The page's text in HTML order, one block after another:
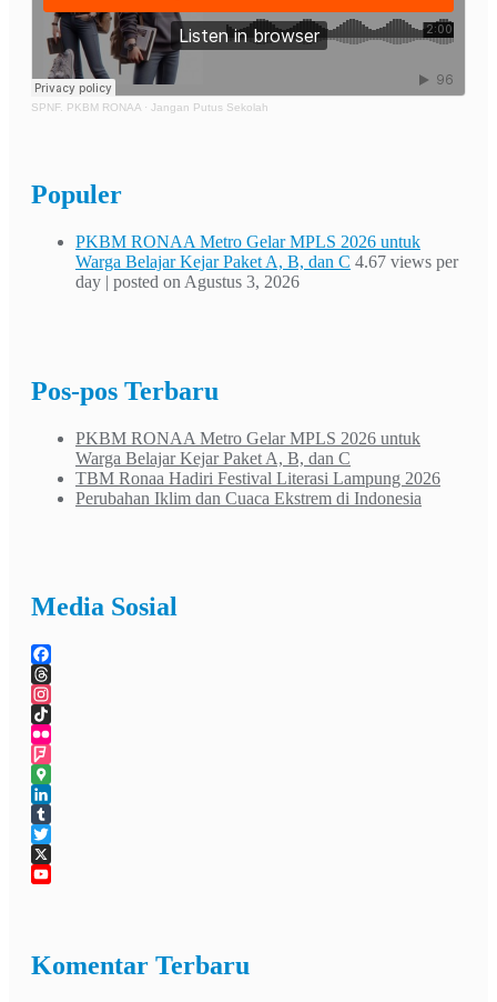
SPNF. PKBM RONAA · Jangan Putus Sekolah
Populer
PKBM RONAA Metro Gelar MPLS 2026 untuk
Warga Belajar Kejar Paket A, B, dan C 4.67 views per
day | posted on Agustus 3, 2026
Pos-pos Terbaru
PKBM RONAA Metro Gelar MPLS 2026 untuk
Warga Belajar Kejar Paket A, B, dan C
TBM Ronaa Hadiri Festival Literasi Lampung 2026
Perubahan Iklim dan Cuaca Ekstrem di Indonesia
Media Sosial
Facebook
Threads
Instagram
TikTok
Flickr
Foursquare
Google
Maps
LinkedIn
Tumblr
Twitter
X
Komentar Terbaru